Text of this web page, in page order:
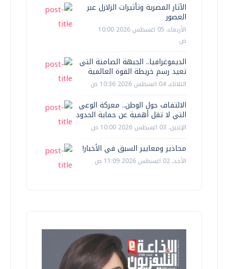
الآثار المصرية وتأثيرات الزلازل عبر
العصور
الأربعاء، 05 اغسطس 2026 10:00
ص
الديموغرافيا.. الجبهة الصامتة التي
تعيد رسم خريطة القوة العالمية
الثلاثاء، 04 اغسطس 2026 10:36 ص
الالتفاف حول الوطن.. معركة الوعي
التي لا تقل أهمية عن حماية الحدود
الإثنين، 03 اغسطس 2026 10:00 ص
محاذير ومعايير السبق في الأخبار!
الأحد، 02 اغسطس 2026 11:09 ص